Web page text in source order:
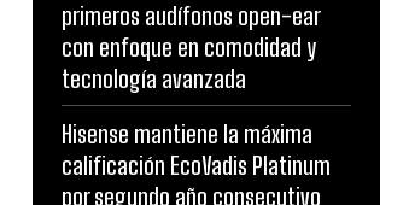
primeros audífonos open-ear
con enfoque en comodidad y
tecnología avanzada
Hisense mantiene la máxima
calificación EcoVadis Platinum
por segundo año consecutivo